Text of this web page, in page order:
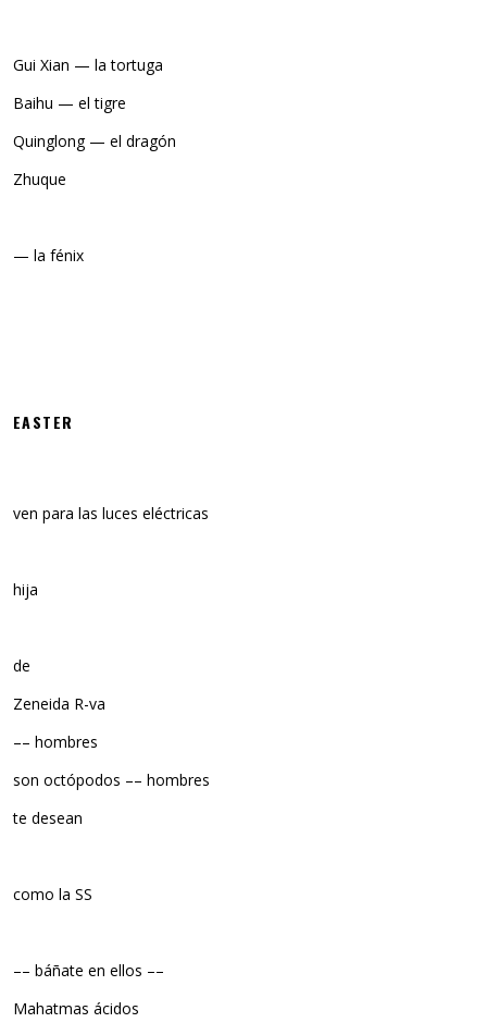
Gui Xian — la tortuga
Baihu — el tigre
Quinglong — el dragón
Zhuque
— la fénix
EASTER
ven para las luces eléctricas
hija
de
Zeneida R-va
–– hombres
son octópodos –– hombres
te desean
como la SS
–– báñate en ellos ––
Mahatmas ácidos